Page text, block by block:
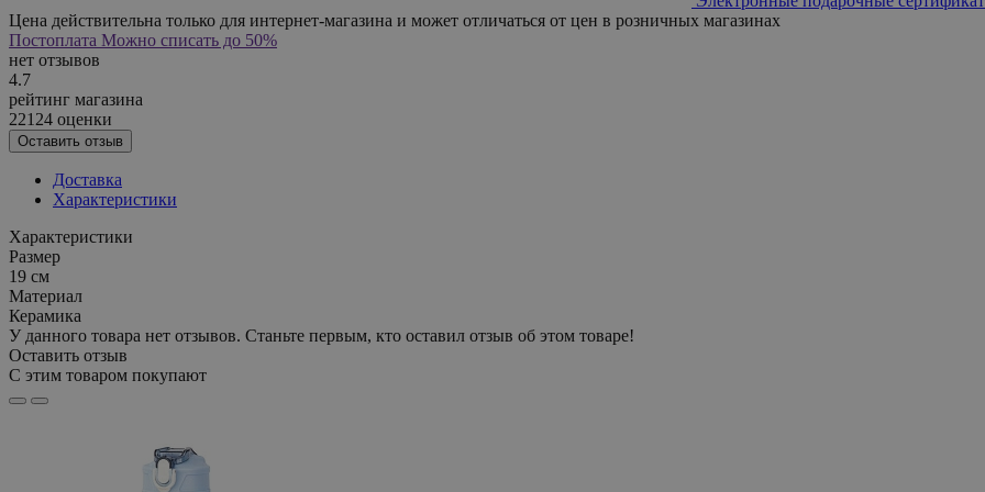
Цена действительна только для интернет-магазина и может отличаться от цен в розничных магазинах
Постоплата Можно списать до 50%
нет отзывов
4.7
рейтинг магазина
22124 оценки
Оставить отзыв
Доставка
Характеристики
Характеристики
Размер
19 см
Материал
Керамика
У данного товара нет отзывов. Станьте первым, кто оставил отзыв об этом товаре!
Оставить отзыв
С этим товаром покупают